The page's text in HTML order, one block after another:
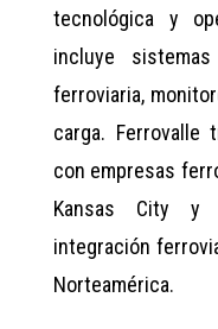
tecnológica y
incluye
ferroviaria,
carga. Ferrovalle
con empresas
Kansas City y
integración
Norteamérica.